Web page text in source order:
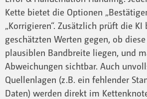
Kette bietet die Optionen
„Korrigieren“. Zusätzlich prüft die
geschätzten Werten gegen, ob
plausiblen Bandbreite liegen, und
Abweichungen sichtbar. Auch
Quellenlagen (z.B. ein fehlender
Daten) werden direkt im